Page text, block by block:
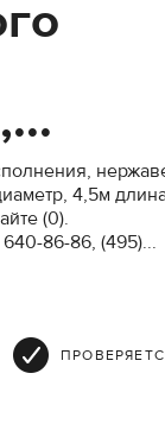
4,5м
(0).
86-86, (495)...